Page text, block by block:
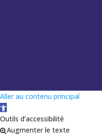
Aller au contenu principal
Ouvrir la barre d’outils
Outils d’accessibilité
Augmenter le texte